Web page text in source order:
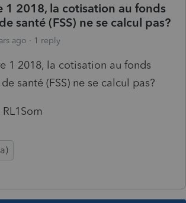
1 2018, la cotisation au fonds
santé (FSS) ne se calcul pas?
ago 1 reply
1 2018, la cotisation au fonds
santé (FSS) ne se calcul pas?